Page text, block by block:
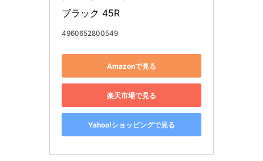
ブラック 45R
4960652800549
Amazonで見る
楽天市場で見る
Yahoo!ショッピングで見る